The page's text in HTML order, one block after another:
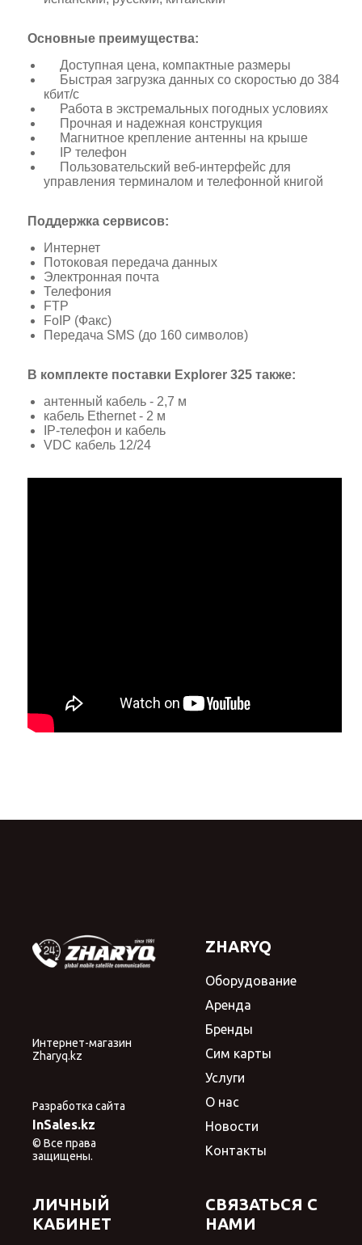
Основные преимущества:
Доступная цена, компактные размеры
Быстрая загрузка данных со скоростью до 384
кбит/с
Работа в экстремальных погодных условиях
Прочная и надежная конструкция
Магнитное крепление антенны на крыше
IP телефон
Пользовательский веб-интерфейс для
управления терминалом и телефонной книгой
Поддержка сервисов:
Интернет
Потоковая передача данных
Электронная почта
Телефония
FTP
FoIP (Факс)
Передача SMS (до 160 символов)
В комплекте поставки Explorer 325 также:
антенный кабель - 2,7 м
кабель Ethernet - 2 м
IP-телефон и кабель
VDC кабель 12/24
Интернет-магазин
Zharyq.kz
Разработка сайта
InSales.kz
© Все права
защищены.
ZHARYQ
Оборудование
Аренда
Бренды
Сим карты
Услуги
О нас
Новости
Контакты
ЛИЧНЫЙ
КАБИНЕТ
СВЯЗАТЬСЯ С
НАМИ